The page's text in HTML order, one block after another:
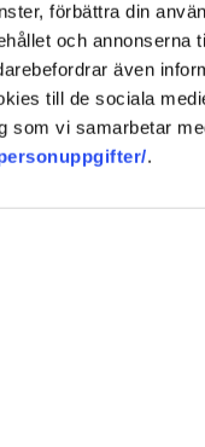
förbättra din
och annonserna
även
till de sociala
som vi samarbetar
.
trappas
månad för
lön,